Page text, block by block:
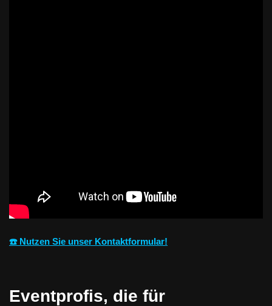
☎️ Nutzen Sie unser Kontaktformular!
Eventprofis, die für